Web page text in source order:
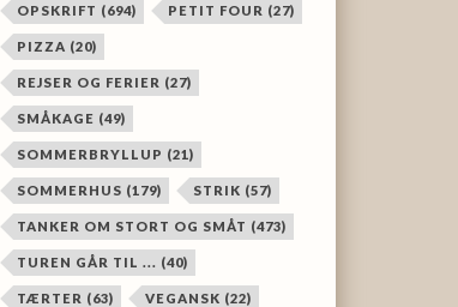
OPSKRIFT (694) PETIT FOUR (27)
PIZZA (20)
REJSER OG FERIER (27)
SMÅKAGE (49)
SOMMERBRYLLUP (21)
SOMMERHUS (179) STRIK (57)
TANKER OM STORT OG SMÅT (473)
TUREN GÅR TIL ... (40)
TÆRTER (63) VEGANSK (22)